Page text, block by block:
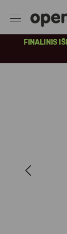
FINALINIS